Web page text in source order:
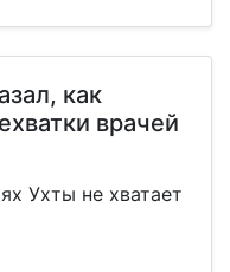
своего
лучшим образом
Прежде всего в
как
врачей
Ухты не хватает